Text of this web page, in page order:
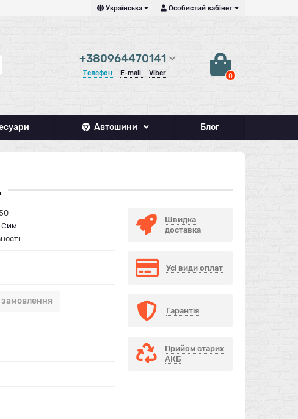
Особистий кабінет
Українська
+380964470141
Телефон E-mail Viber 0
Автошини Блог
Сим
Швидка
доставка
Усі види оплат
Гарантія
Прийом старих
АКБ